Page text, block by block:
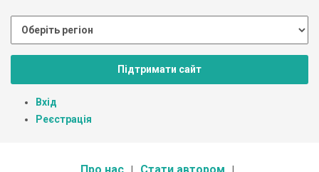
Підтримати сайт
Вхід
Реєстрація